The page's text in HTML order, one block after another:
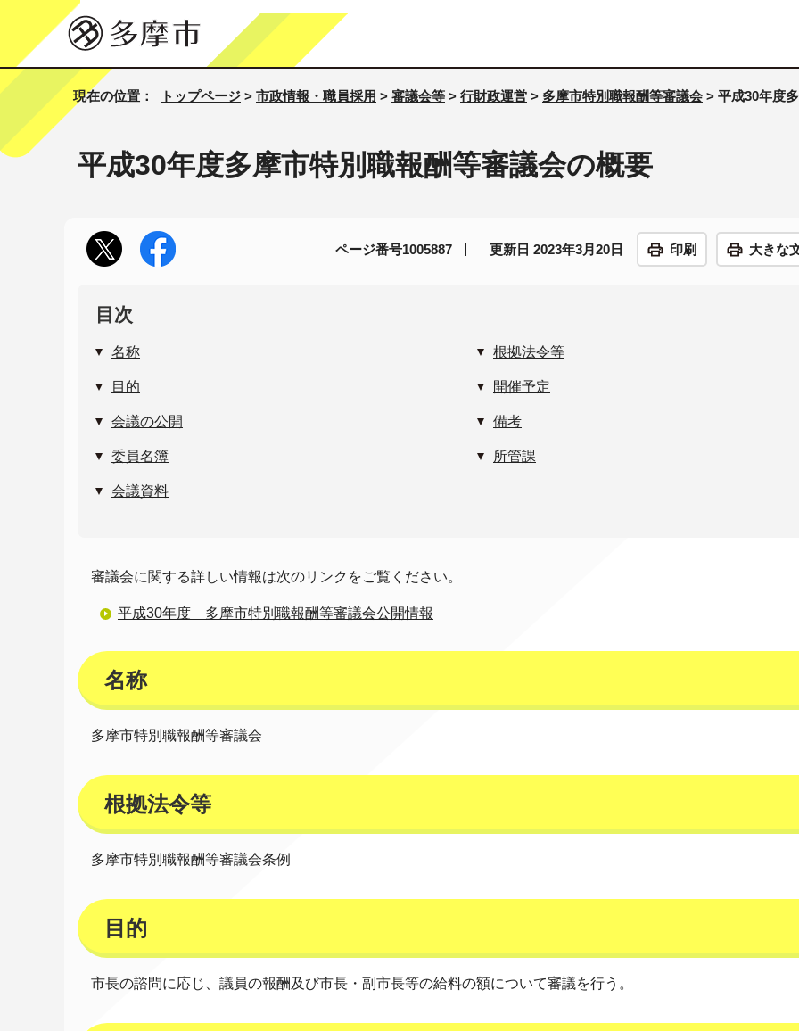
現在の位置： トップページ > 市政情報・職員採用 > 審議会等 > 行財政運営 > 多摩市特別職報酬等審議会 > 平成30年度
平成30年度多摩市特別職報酬等審議会の概要
ページ番号1005887 更新日 2023年3月20日 印刷 大きな
目次
名称 根拠法令等
目的 開催予定
会議の公開 備考
委員名簿 所管課
会議資料
審議会に関する詳しい情報は次のリンクをご覧ください。
平成30年度 多摩市特別職報酬等審議会公開情報
名称
多摩市特別職報酬等審議会
根拠法令等
多摩市特別職報酬等審議会条例
目的
市長の諮問に応じ、議員の報酬及び市長・副市長等の給料の額について審議を行う。